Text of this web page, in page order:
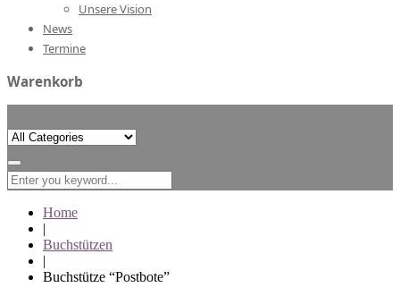
Unsere Vision
News
Termine
Warenkorb
Search
for:
Home
|
Buchstützen
|
Buchstütze “Postbote”